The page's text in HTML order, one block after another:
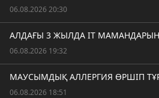
06.08.2026 20:30
АЛДАҒЫ 3 ЖЫЛДА IT
06.08.2026 19:32
МАУСЫМДЫҚ АЛЛЕРГИЯ ӨРШІП
06.08.2026 18:51